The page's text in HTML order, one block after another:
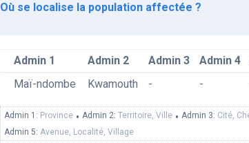
Où se localise la population affectée ?
Admin 1 Admin 2 Admin 3 Admin 4
Maï-ndombe
Kwamouth - -
Admin 1: Province • Admin 2: Territoire, Ville • Admin 3: Cité,
Admin 5: Avenue, Localité, Village